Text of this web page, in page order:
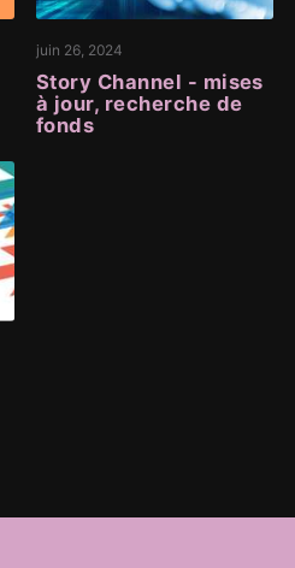
juin 26, 2024
Story Channel - mises
à jour, recherche de
fonds